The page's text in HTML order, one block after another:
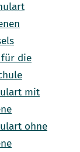
für die
mit
ohne